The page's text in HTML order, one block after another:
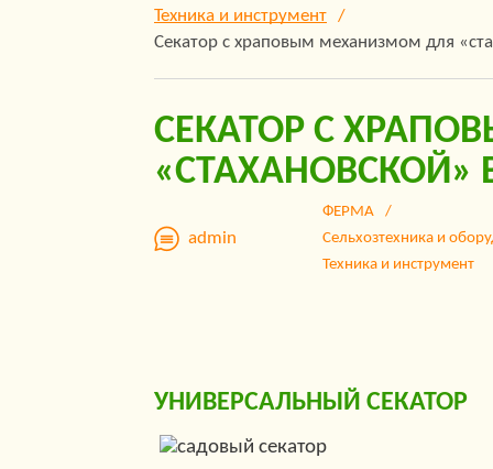
Техника и инструмент
Секатор с храповым механизмом для
СЕКАТОР С
«СТАХАНОВСКОЙ»
admin
ФЕРМА
Сельхозтехника и
Техника и инструмент
УНИВЕРСАЛЬНЫЙ СЕКАТОР